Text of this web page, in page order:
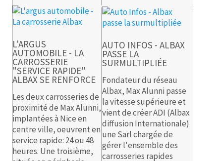
L'ARGUS
AUTOMOBILE - LA
CARROSSERIE
"SERVICE RAPIDE"
ALBAX SE RENFORCE
Les deux carrosseries de
proximité de Max Alunni,
implantées à Nice en
centre ville, oeuvrent en
service rapide: 24 ou 48
heures. Une troisième,
AUTO INFOS - ALBAX
PASSE LA
SURMULTIPLIÉE
Fondateur du réseau
Albax, Max Alunni passe
la vitesse supérieure et
vient de créer ADI (Albax
diffusion Internationale)
une Sarl chargée de
gérer l'ensemble des
carrosseries rapides